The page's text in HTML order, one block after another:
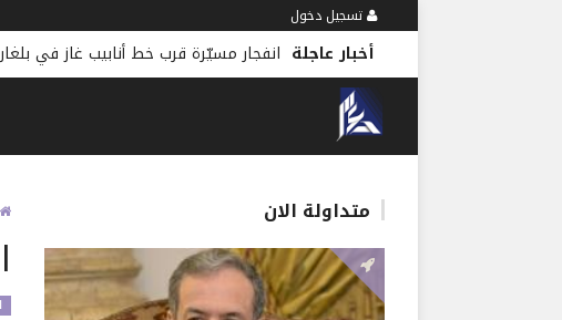
تسجيل دخول
أخبار عاجلة انفجار مسيّرة قرب خط أنابيب غاز في
متداولة الان